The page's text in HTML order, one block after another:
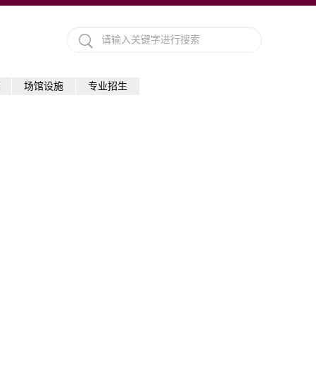
场馆设施 专业招生